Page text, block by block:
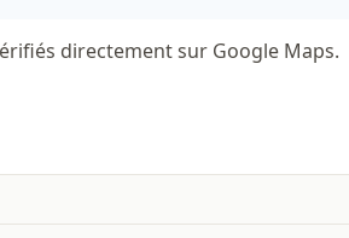
directement sur Google Maps.